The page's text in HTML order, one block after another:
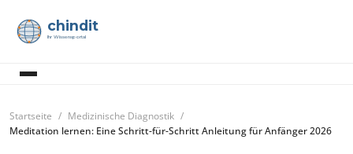
chindit
Ihr Wissensportal
Startseite
Medizinische Diagnostik
Meditation lernen: Eine Schritt-für-Schritt Anleitung für Anfänger 2026